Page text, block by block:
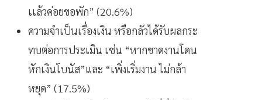
เเล้วค่อยขอพัก” (20.6%)
ความจำเป็นเรื่องเงิน หรือกลัวได้รับผลกระ
ทบต่อการประเมิน เช่น “หากขาดงานโดน
หักเงินโบนัส”และ “เพิ่งเริ่มงาน ไม่กล้า
หยุด” (17.5%)